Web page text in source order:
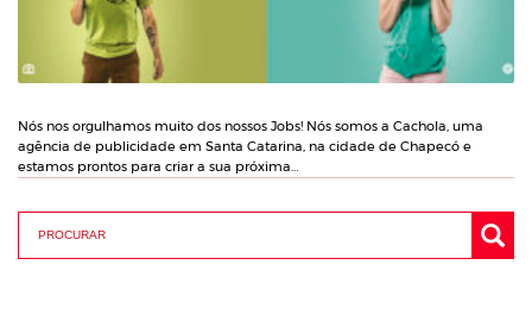
Nós nos orgulhamos muito dos nossos Jobs! Nós somos a Cachola, uma
agência de publicidade em Santa Catarina, na cidade de Chapecó e
estamos prontos para criar a sua próxima…